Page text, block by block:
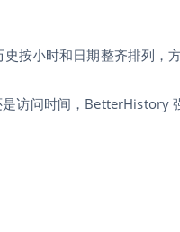
按小时和日期整齐排列，
访问时间，BetterHistory